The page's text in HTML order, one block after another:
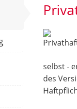
selbst -
des